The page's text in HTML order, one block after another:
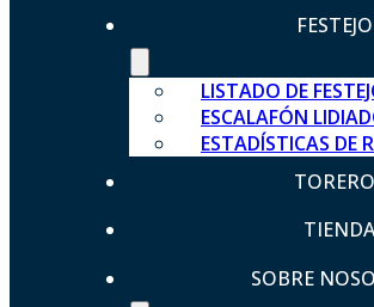
LISTADO DE
ESCALAFÓN
ESTADÍSTICAS DE
TIENDA
SOBRE